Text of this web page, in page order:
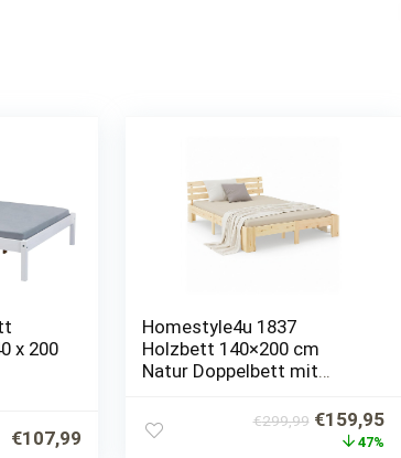
x 200
€107,99
Homestyle4u 1837
Holzbett 140×200 cm
Natur Doppelbett mit
€299,99
Preis
€159,95
47%